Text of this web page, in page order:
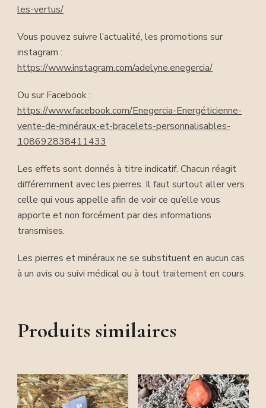
les-vertus/
Vous pouvez suivre l’actualité, les promotions sur
instagram :
https://www.instagram.com/adelyne.enegercia/
Ou sur Facebook :
https://www.facebook.com/Enegercia-Energéticienne-
vente-de-minéraux-et-bracelets-personnalisables-
108692838411433
Les effets sont donnés à titre indicatif. Chacun réagit
différemment avec les pierres. Il faut surtout aller vers
celle qui vous appelle afin de voir ce qu’elle vous
apporte et non forcément par des informations
transmises.
Les pierres et minéraux ne se substituent en aucun cas
à un avis ou suivi médical ou à tout traitement en cours.
Produits similaires